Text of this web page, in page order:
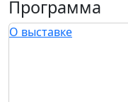
Программа
О выставке